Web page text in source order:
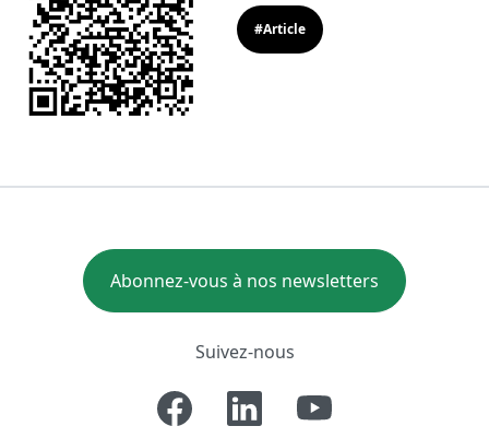
#Article
Abonnez-vous à nos newsletters
Suivez-nous